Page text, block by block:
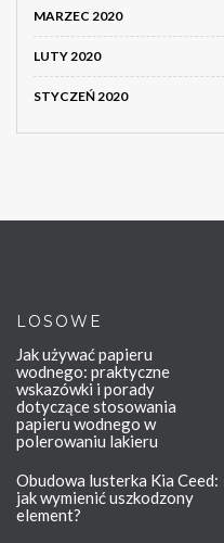
MARZEC 2020
LUTY 2020
STYCZEŃ 2020
LOSOWE
Jak używać papieru
wodnego: praktyczne
wskazówki i porady
dotyczące stosowania
papieru wodnego w
polerowaniu lakieru
Obudowa lusterka Kia Ceed:
jak wymienić uszkodzony
element?